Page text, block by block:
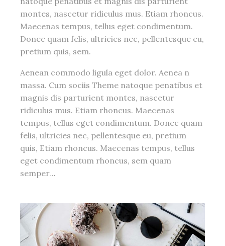
montes, nascetur ridiculus mus. Etiam rhoncus.
Maecenas tempus, tellus eget condimentum.
Donec quam felis, ultricies nec, pellentesque eu,
pretium quis, sem.
Aenean commodo ligula eget dolor. Aenea n
massa. Cum sociis Theme natoque penatibus et
magnis dis parturient montes, nascetur
ridiculus mus. Etiam rhoncus. Maecenas
tempus, tellus eget condimentum. Donec quam
felis, ultricies nec, pellentesque eu, pretium
quis, Etiam rhoncus. Maecenas tempus, tellus
eget condimentum rhoncus, sem quam
semper…